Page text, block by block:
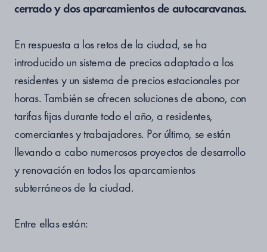
cerrado y dos aparcamientos de autocaravanas.
En respuesta a los retos de la ciudad, se ha
introducido un sistema de precios adaptado a los
residentes y un sistema de precios estacionales por
horas. También se ofrecen soluciones de abono, con
tarifas fijas durante todo el año, a residentes,
comerciantes y trabajadores. Por último, se están
llevando a cabo numerosos proyectos de desarrollo
y renovación en todos los aparcamientos
subterráneos de la ciudad.
Entre ellas están: